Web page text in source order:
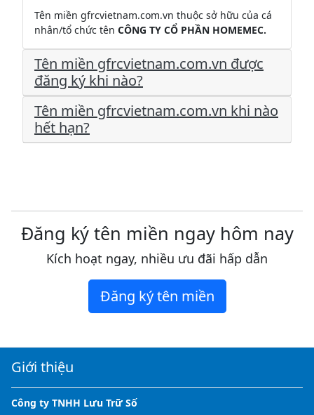
Tên miền gfrcvietnam.com.vn thuộc sở hữu của cá
nhân/tổ chức tên CÔNG TY CỔ PHẦN HOMEMEC.
Tên miền gfrcvietnam.com.vn được
đăng ký khi nào?
Tên miền gfrcvietnam.com.vn khi nào
hết hạn?
Đăng ký tên miền ngay hôm nay
Kích hoạt ngay, nhiều ưu đãi hấp dẫn
Đăng ký tên miền
Giới thiệu
Công ty TNHH Lưu Trữ Số